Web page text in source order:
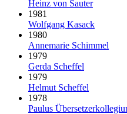
Heinz von Sauter
1981
Wolfgang Kasack
1980
Annemarie Schimmel
1979
Gerda Scheffel
1979
Helmut Scheffel
1978
Paulus